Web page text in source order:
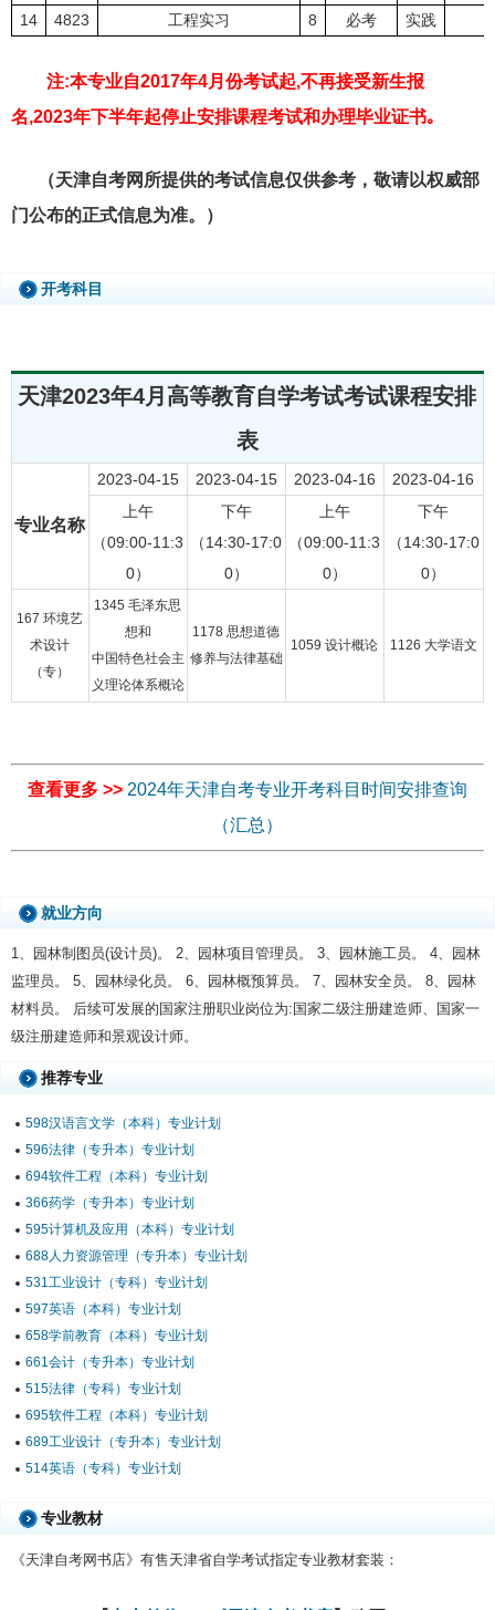
14
4823 工程实习 8 必考 实践
注:本专业自2017年4月份考试起,不再接受新生报
名,2023年下半年起停止安排课程考试和办理毕业证书｡
（天津自考网所提供的考试信息仅供参考，敬请以权威部
门公布的正式信息为准。）
开考科目
天津2023年4月高等教育自学考试考试课程安排
表
专业名称
2023-04-15 2023-04-15 2023-04-16
2023-04-16
上午
（09:00-11:3
0）
下午
（14:30-17:0
0）
上午
（09:00-11:3
0）
下午
（14:30-17:0
0）
167 环境艺
术设计
（专）
1345 毛泽东思
想和
中国特色社会主
义理论体系概论
1178 思想道德
修养与法律基础
1059 设计概论 1126 大学语文
查看更多 >> 2024年天津自考专业开考科目时间安排查询
（汇总）
就业方向
1、园林制图员(设计员)。 2、园林项目管理员。 3、园林施工员。 4、园林
监理员。 5、园林绿化员。 6、园林概预算员。 7、园林安全员。 8、园林
材料员。 后续可发展的国家注册职业岗位为:国家二级注册建造师、国家一
级注册建造师和景观设计师。
推荐专业
598汉语言文学（本科）专业计划
596法律（专升本）专业计划
694软件工程（本科）专业计划
366药学（专升本）专业计划
595计算机及应用（本科）专业计划
688人力资源管理（专升本）专业计划
531工业设计（专科）专业计划
597英语（本科）专业计划
658学前教育（本科）专业计划
661会计（专升本）专业计划
515法律（专科）专业计划
695软件工程（本科）专业计划
689工业设计（专升本）专业计划
514英语（专科）专业计划
专业教材
《天津自考网书店》有售天津省自学考试指定专业教材套装：